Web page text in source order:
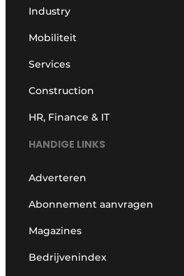
Industry
Mobiliteit
Services
Construction
HR, Finance & IT
HANDIGE LINKS
Adverteren
Abonnement aanvragen
Magazines
Bedrijvenindex